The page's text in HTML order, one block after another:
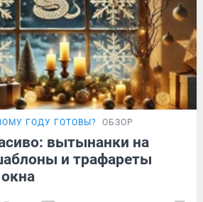
ГОДУ ГОТОВЫ? ОБЗОР
вытынанки на
и трафареты